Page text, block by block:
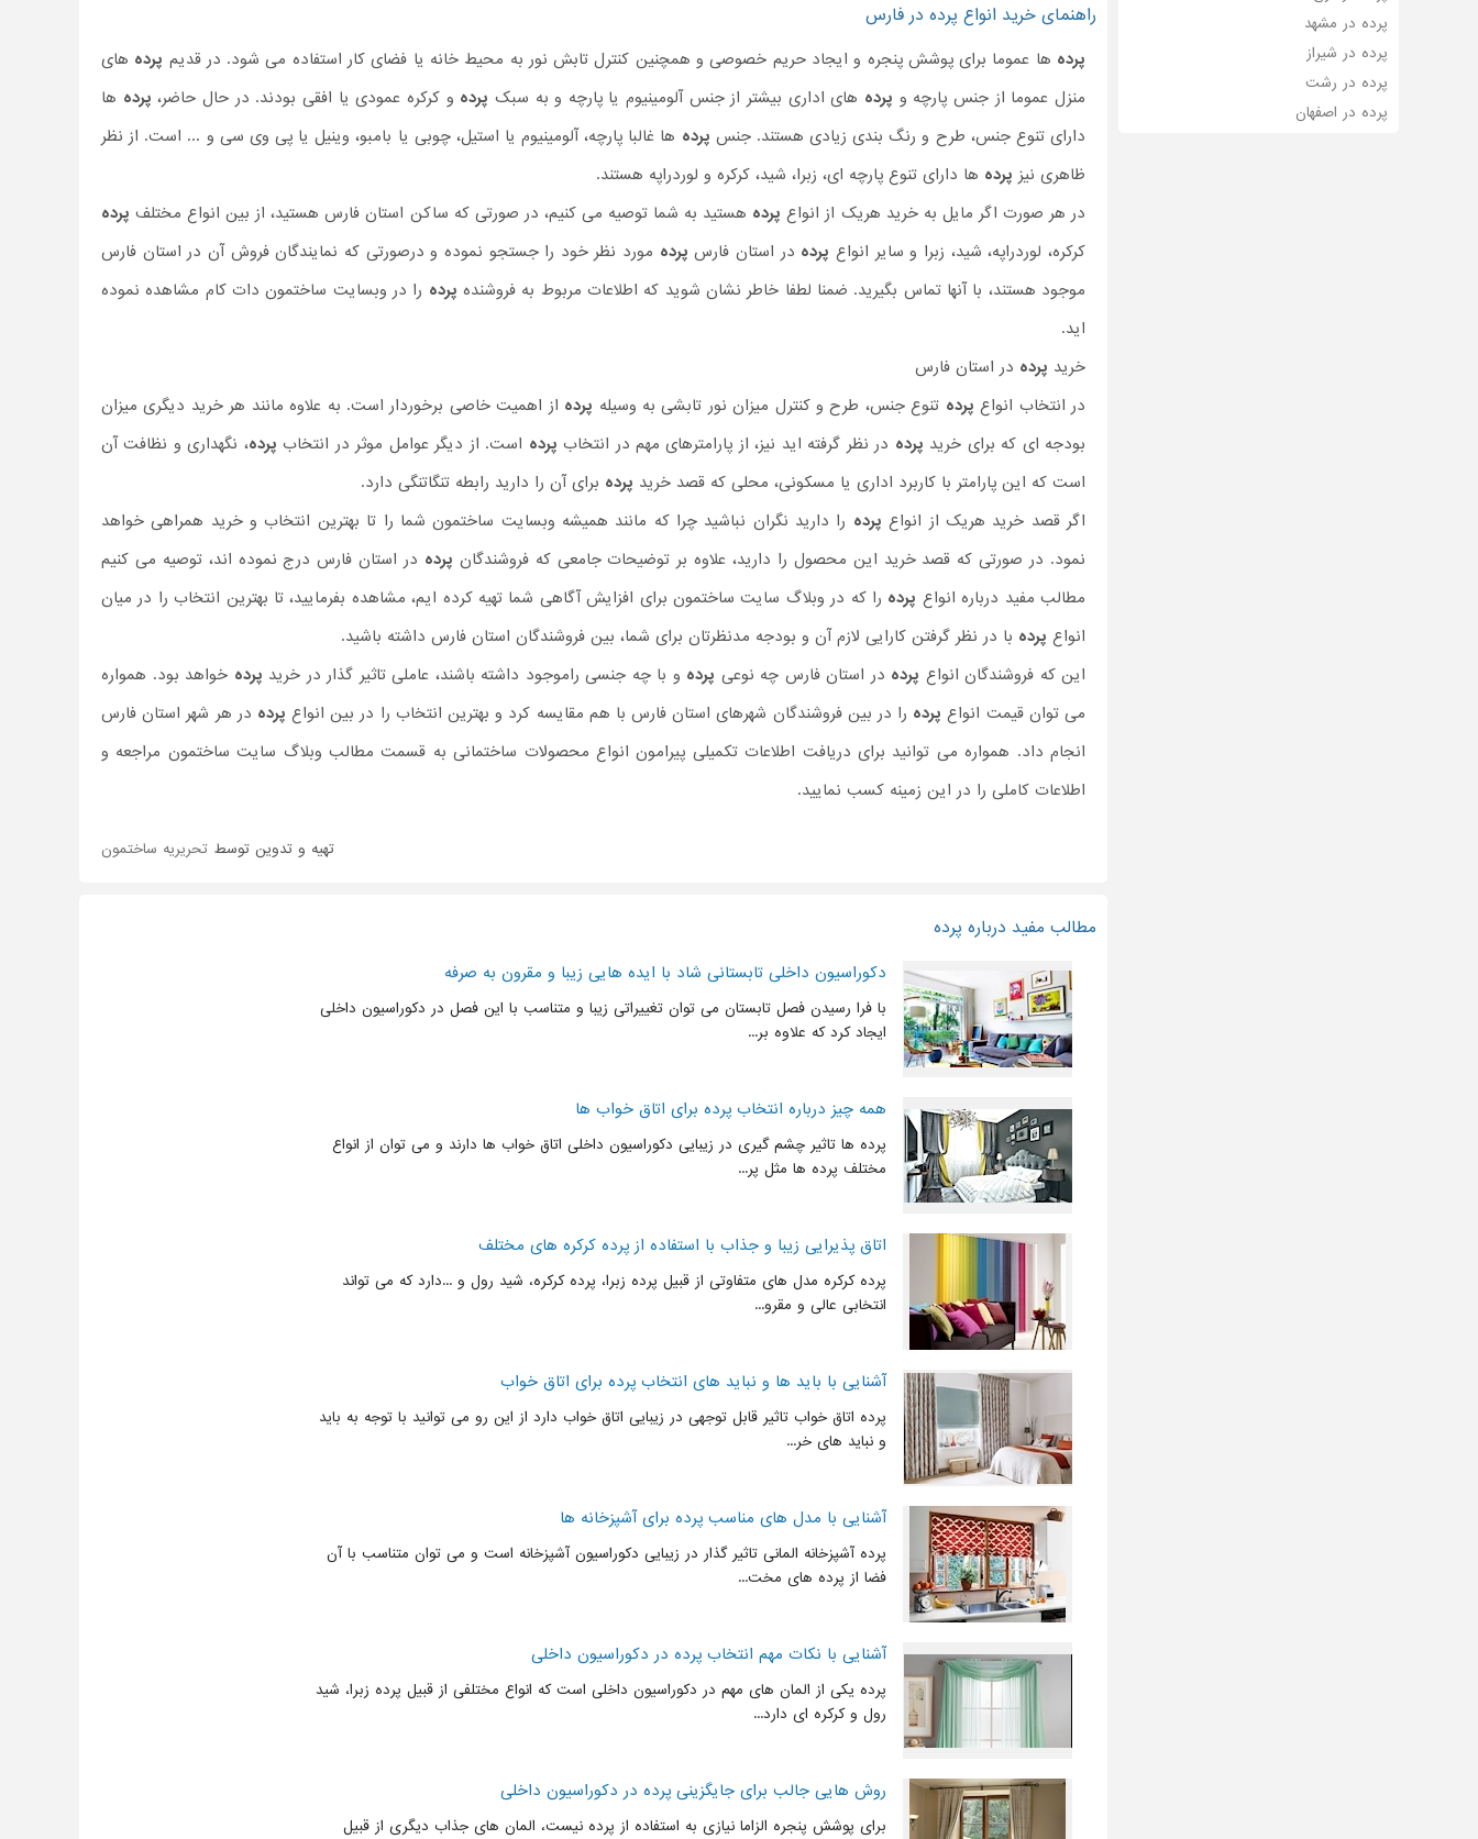
راهنمای خرید انواع پرده در فارس
پرده ها عموما برای پوشش پنجره و ایجاد حریم خصوصی و همچنین کنترل تابش نور به محیط خانه یا فضای کار استفاده می شود. در قدیم پرده های
منزل عموما از جنس پارچه و پرده های اداری بیشتر از جنس آلومینیوم یا پارچه و به سبک پرده و کرکره عمودی یا افقی بودند. در حال حاضر، پرده ها
دارای تنوع جنس، طرح و رنگ بندی زیادی هستند. جنس پرده ها غالبا پارچه، آلومینیوم یا استیل، چوبی یا بامبو، وینیل یا پی وی سی و ... است. از نظر
ظاهری نیز پرده ها دارای تنوع پارچه ای، زبرا، شید، کرکره و لوردراپه هستند.
در هر صورت اگر مایل به خرید هریک از انواع پرده هستید به شما توصیه می کنیم، در صورتی که ساکن استان فارس هستید، از بین انواع مختلف پرده
کرکره، لوردراپه، شید، زبرا و سایر انواع پرده در استان فارس پرده مورد نظر خود را جستجو نموده و درصورتی که نمایندگان فروش آن در استان فارس
موجود هستند، با آنها تماس بگیرید. ضمنا لطفا خاطر نشان شوید که اطلاعات مربوط به فروشنده پرده را در وبسایت ساختمون دات کام مشاهده نموده
اید.
خرید پرده در استان فارس
در انتخاب انواع پرده تنوع جنس، طرح و کنترل میزان نور تابشی به وسیله پرده از اهمیت خاصی برخوردار است. به علاوه مانند هر خرید دیگری میزان
بودجه ای که برای خرید پرده در نظر گرفته اید نیز، از پارامترهای مهم در انتخاب پرده است. از دیگر عوامل موثر در انتخاب پرده، نگهداری و نظافت آن
است که این پارامتر با کاربرد اداری یا مسکونی، محلی که قصد خرید پرده برای آن را دارید رابطه تنگاتنگی دارد.
اگر قصد خرید هریک از انواع پرده را دارید نگران نباشید چرا که مانند همیشه وبسایت ساختمون شما را تا بهترین انتخاب و خرید همراهی خواهد
نمود. در صورتی که قصد خرید این محصول را دارید، علاوه بر توضیحات جامعی که فروشندگان پرده در استان فارس درج نموده اند، توصیه می کنیم
مطالب مفید درباره انواع پرده را که در وبلاگ سایت ساختمون برای افزایش آگاهی شما تهیه کرده ایم، مشاهده بفرمایید، تا بهترین انتخاب را در میان
انواع پرده با در نظر گرفتن کارایی لازم آن و بودجه مدنظرتان برای شما، بین فروشندگان استان فارس داشته باشید.
این که فروشندگان انواع پرده در استان فارس چه نوعی پرده و با چه جنسی راموجود داشته باشند، عاملی تاثیر گذار در خرید پرده خواهد بود. همواره
می توان قیمت انواع پرده را در بین فروشندگان شهرهای استان فارس با هم مقایسه کرد و بهترین انتخاب را در بین انواع پرده در هر شهر استان فارس
انجام داد. همواره می توانید برای دریافت اطلاعات تکمیلی پیرامون انواع محصولات ساختمانی به قسمت مطالب وبلاگ سایت ساختمون مراجعه و
اطلاعات کاملی را در این زمینه کسب نمایید.
تهیه و تدوین توسط تحریریه ساختمون
مطالب مفید درباره پرده
دکوراسیون داخلی تابستانی شاد با ایده هایی زیبا و مقرون به صرفه
با فرا رسیدن فصل تابستان می توان تغییراتی زیبا و متناسب با این فصل در دکوراسیون داخلی
ایجاد کرد که علاوه بر...
همه چیز درباره انتخاب پرده برای اتاق خواب ها
پرده ها تاثیر چشم گیری در زیبایی دکوراسیون داخلی اتاق خواب ها دارند و می توان از انواع
مختلف پرده ها مثل پر...
اتاق پذیرایی زیبا و جذاب با استفاده از پرده کرکره های مختلف
پرده کرکره مدل های متفاوتی از قبیل پرده زبرا، پرده کرکره، شید رول و ...دارد که می تواند
انتخابی عالی و مقرو...
آشنایی با باید ها و نباید های انتخاب پرده برای اتاق خواب
پرده اتاق خواب تاثیر قابل توجهی در زیبایی اتاق خواب دارد از این رو می توانید با توجه به باید
و نباید های خر...
آشنایی با مدل های مناسب پرده برای آشپزخانه ها
پرده آشپزخانه المانی تاثیر گذار در زیبایی دکوراسیون آشپزخانه است و می توان متناسب با آن
فضا از پرده های مخت...
آشنایی با نکات مهم انتخاب پرده در دکوراسیون داخلی
پرده یکی از المان های مهم در دکوراسیون داخلی است که انواع مختلفی از قبیل پرده زبرا، شید
رول و کرکره ای دارد...
روش هایی جالب برای جایگزینی پرده در دکوراسیون داخلی
برای پوشش پنجره الزاما نیازی به استفاده از پرده نیست، المان های جذاب دیگری از قبیل
پرده در مشهد
پرده در شیراز
پرده در رشت
پرده در اصفهان